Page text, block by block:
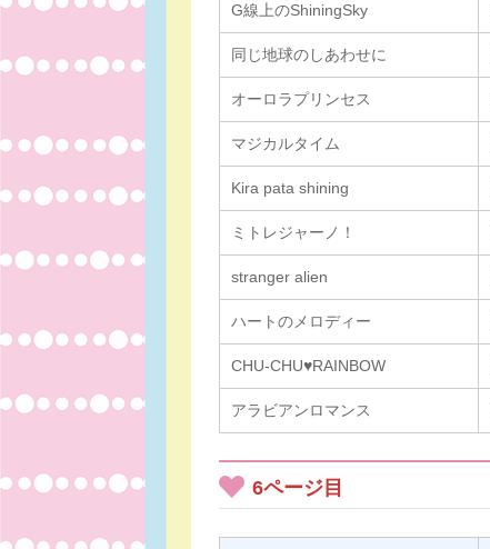
G線上のShiningSky
同じ地球のしあわせに
オーロラプリンセス
マジカルタイム
Kira pata shining
ミトレジャーノ！
stranger alien
ハートのメロディー
CHU-CHU♥RAINBOW
アラビアンロマンス
6ページ目